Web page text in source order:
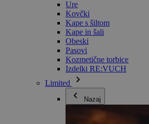
Ure
Kovčki
Kape s šiltom
Kape in šali
Obeski
Pasovi
Kozmetične torbice
Izdelki RE:VUCH
Limited
Nazaj